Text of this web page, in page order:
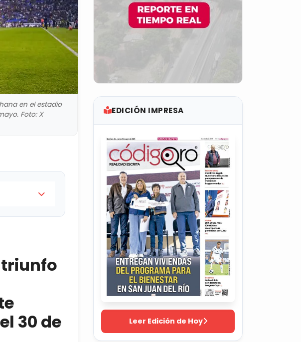
en el estadio
Foto: X
triunfo
30 de
EDICIÓN IMPRESA
Leer Edición de Hoy